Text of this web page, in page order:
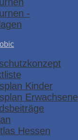
-
Kinder
Erwachsene
Hessen